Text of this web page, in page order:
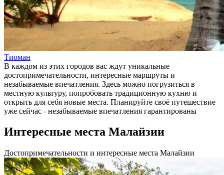
Тиоман
В каждом из этих городов вас ждут уникальные
достопримечательности, интересные маршруты и
незабываемые впечатления. Здесь можно погрузиться в
местную культуру, попробовать традиционную кухню и
открыть для себя новые места. Планируйте своё путешествие
уже сейчас - незабываемые впечатления гарантированы
Интересные места Малайзии
Достопримечательности и интересные места Малайзии